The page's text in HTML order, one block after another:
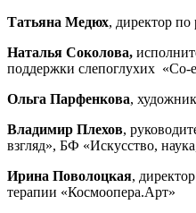
Татьяна Медюх, директор
Наталья Соколова,
поддержки слепоглухих «Со-
Ольга Парфенкова, художник
Владимир Плехов,
взгляд», БФ «Искусство,
Ирина Поволоцкая,
терапии «Космоопера.Арт»